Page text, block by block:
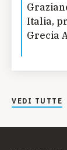
Italia,
Grecia
VEDI TUTTE